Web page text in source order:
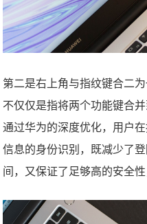
第二是右上角与指纹键合二
不仅仅是指将两个功能键合
通过华为的深度优化，用户
信息的身份识别，既减少了
间，又保证了足够高的安全